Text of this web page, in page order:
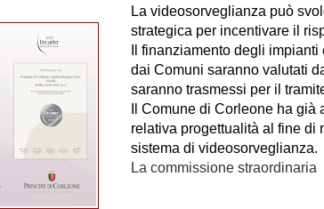
La videosorveglianza può
strategica per incentivare il
Il finanziamento degli
dai Comuni saranno valutati
saranno trasmessi per il
Il Comune di Corleone ha
relativa progettualità al fine di
sistema di videosorveglianza.
La commissione straordinaria